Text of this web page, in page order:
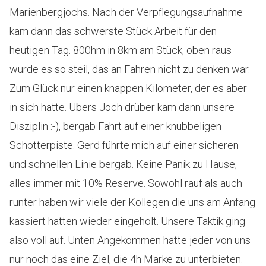
Marienbergjochs. Nach der Verpflegungsaufnahme
kam dann das schwerste Stück Arbeit für den
heutigen Tag. 800hm in 8km am Stück, oben raus
wurde es so steil, das an Fahren nicht zu denken war.
Zum Glück nur einen knappen Kilometer, der es aber
in sich hatte. Übers Joch drüber kam dann unsere
Disziplin :-), bergab Fahrt auf einer knubbeligen
Schotterpiste. Gerd führte mich auf einer sicheren
und schnellen Linie bergab. Keine Panik zu Hause,
alles immer mit 10% Reserve. Sowohl rauf als auch
runter haben wir viele der Kollegen die uns am Anfang
kassiert hatten wieder eingeholt. Unsere Taktik ging
also voll auf. Unten Angekommen hatte jeder von uns
nur noch das eine Ziel, die 4h Marke zu unterbieten.